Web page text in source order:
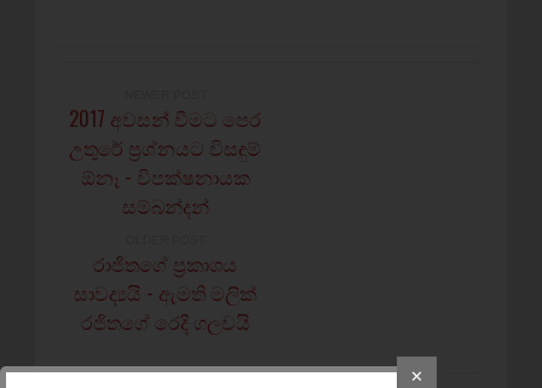
2017 අවසන් වීමට පෙර
උතුරේ ප්‍රශ්නයට විසඳුම්
ඕනෑ - විපක්ෂනායක
සම්බන්දන්
රාජිතගේ ප්‍රකාශය
සාවද්‍යයි - ඇමති මලික්‍
රජිතගේ රෙදි ගලවයි
✕